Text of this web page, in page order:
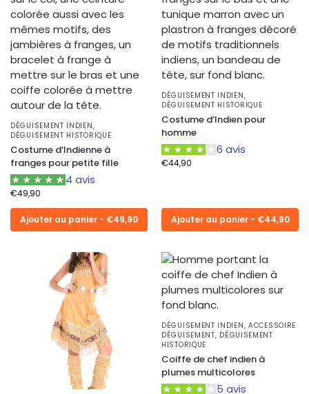
DÉGUISEMENT INDIEN,
DÉGUISEMENT HISTORIQUE
Costume d’Indienne à
franges pour petite fille
4 avis
€49,90
Ajouter au panier - €49,90
DÉGUISEMENT INDIEN,
DÉGUISEMENT HISTORIQUE
Costume d’Indien pour
homme
6 avis
€44,90
Ajouter au panier - €44,90
DÉGUISEMENT INDIEN,ACCESSOIRE
DÉGUISEMENT, DÉGUISEMENT
HISTORIQUE
Coiffe de chef indien à
plumes multicolores
5 avis